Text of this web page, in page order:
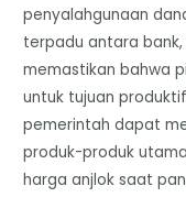
penyalahgunaan
terpadu antara bank,
memastikan bahwa
untuk tujuan
pemerintah dapat
produk-produk
harga anjlok saat